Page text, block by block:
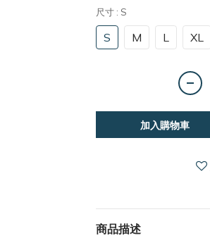
尺寸 : S
S M L XL
加入購物車
商品描述